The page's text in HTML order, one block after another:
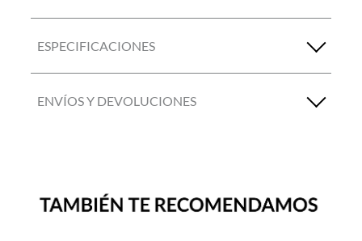
ESPECIFICACIONES
ENVÍOS Y DEVOLUCIONES